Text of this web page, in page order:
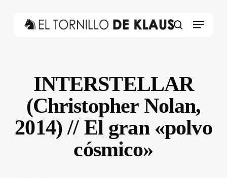
Menu
INTERSTELLAR
(Christopher Nolan,
2014) // El gran «polvo
cósmico»